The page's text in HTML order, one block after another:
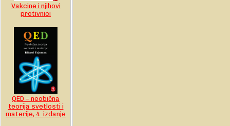
Vakcine i njihovi
protivnici
QED – neobična
teorija svetlosti i
materije, 4. izdanje